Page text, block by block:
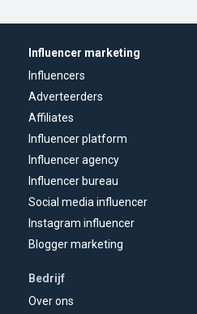
Influencer marketing
Influencers
Adverteerders
Affiliates
Influencer platform
Influencer agency
Influencer bureau
Social media influencer
Instagram influencer
Blogger marketing
Bedrijf
Over ons